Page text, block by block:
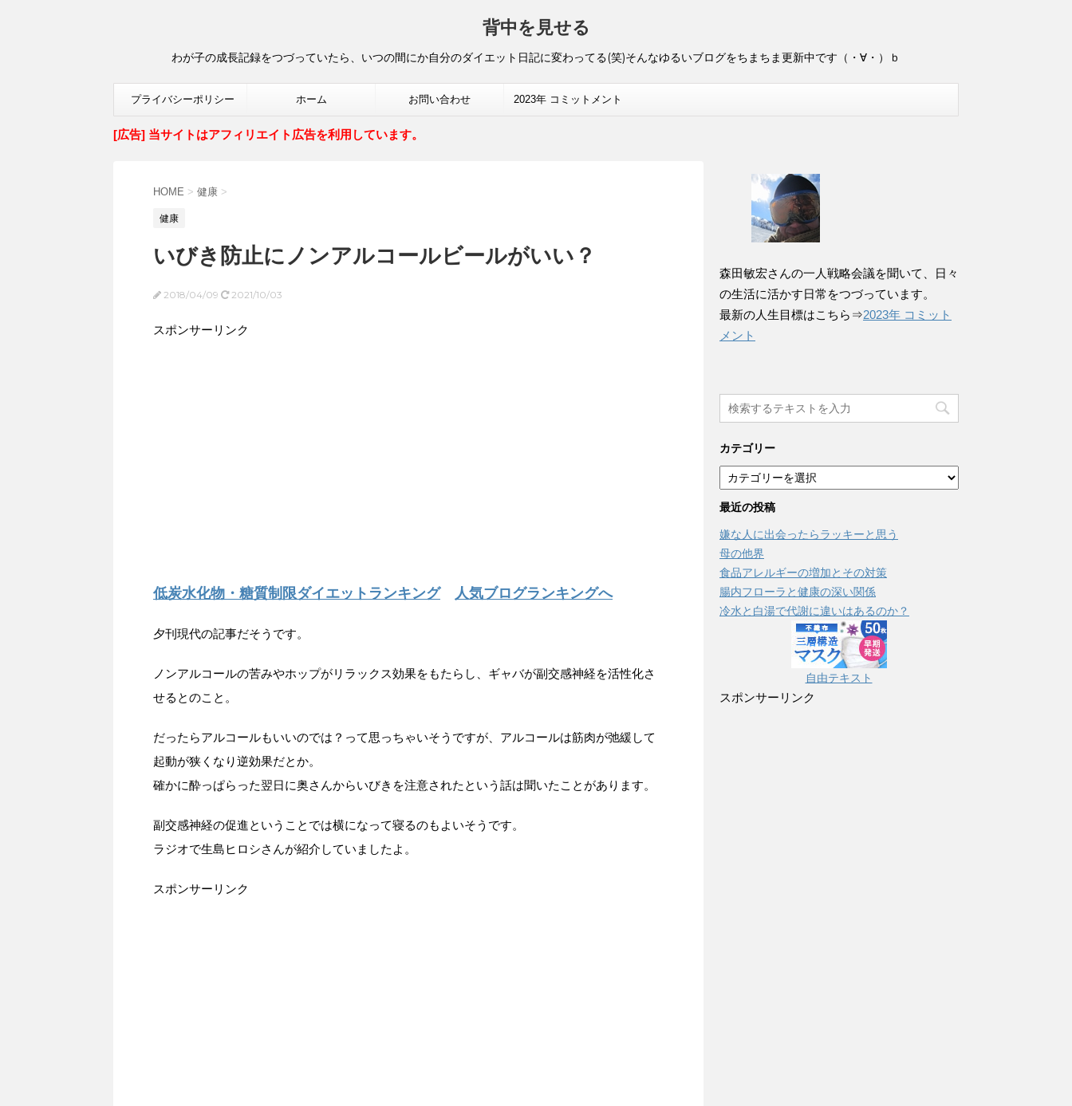
背中を見せる
わが子の成長記録をつづっていたら、いつの間にか自分のダイエット日記に変わってる(笑)そんなゆるいブログをちまちま更新中です（・∀・）ｂ
プライバシーポリシー ホーム お問い合わせ 2023年 コミットメント
[広告] 当サイトはアフィリエイト広告を利用しています。
HOME > 健康 >
健康
いびき防止にノンアルコールビールがいい？
2018/04/09 2021/10/03
スポンサーリンク
低炭水化物・糖質制限ダイエットランキング 人気ブログランキングへ
夕刊現代の記事だそうです。
ノンアルコールの苦みやホップがリラックス効果をもたらし、ギャバが副交感神経を活性化さ
せるとのこと。
だったらアルコールもいいのでは？って思っちゃいそうですが、アルコールは筋肉が弛緩して
起動が狭くなり逆効果だとか。
確かに酔っぱらった翌日に奥さんからいびきを注意されたという話は聞いたことがあります。
副交感神経の促進ということでは横になって寝るのもよいそうです。
ラジオで生島ヒロシさんが紹介していましたよ。
スポンサーリンク
森田敏宏さんの一人戦略会議を聞いて、日々
の生活に活かす日常をつづっています。
最新の人生目標はこちら⇒2023年 コミット
メント
カテゴリー
カ
テ
ゴ
リ
ー
最近の投稿
嫌な人に出会ったらラッキーと思う
母の他界
食品アレルギーの増加とその対策
腸内フローラと健康の深い関係
冷水と白湯で代謝に違いはあるのか？
自由テキスト
スポンサーリンク